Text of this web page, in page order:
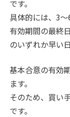
です。
具体的には、3～
有効期間の最終
のいずれか早い
基本合意の有効
ます。
そのため、買い
です。